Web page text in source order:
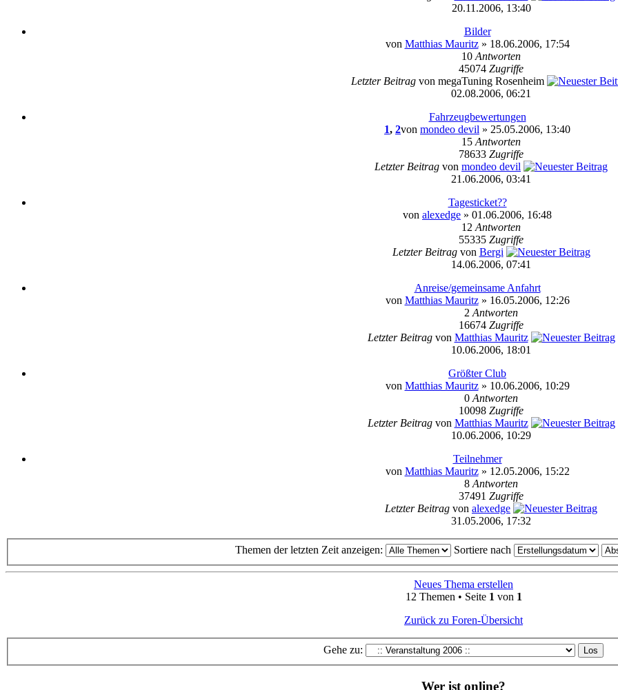
20.11.2006, 13:40
Bilder
von Matthias Mauritz» 18.06.2006, 17:54
10 Antworten
45074 Zugriffe
Letzter Beitrag von megaTuning Rosenheim
02.08.2006, 06:21
Fahrzeugbewertungen
1, 2von mondeo devil » 25.05.2006, 13:40
15 Antworten
78633 Zugriffe
Letzter Beitrag von mondeo devil
21.06.2006, 03:41
Tagesticket??
von alexedge » 01.06.2006, 16:48
12 Antworten
55335 Zugriffe
Letzter Beitrag von Bergi
14.06.2006, 07:41
Anreise/gemeinsame Anfahrt
von Matthias Mauritz» 16.05.2006, 12:26
2 Antworten
16674 Zugriffe
Letzter Beitrag von Matthias Mauritz
10.06.2006, 18:01
Größter Club
von Matthias Mauritz» 10.06.2006, 10:29
0 Antworten
10098 Zugriffe
Letzter Beitrag von Matthias Mauritz
10.06.2006, 10:29
Teilnehmer
von Matthias Mauritz» 12.05.2006, 15:22
8 Antworten
37491 Zugriffe
Letzter Beitrag von alexedge
31.05.2006, 17:32
Themen der letzten Zeit anzeigen: Sortiere nach
Neues Thema erstellen
12 Themen • Seite 1von 1
Zurück zu Foren-Übersicht
Gehe zu:
Wer ist online?